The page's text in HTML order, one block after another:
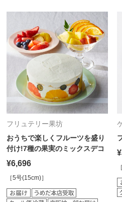
フリュテリー果坊
おうちで楽しくフルーツを盛り
付け!7種の果実のミックスデコ
¥6,696
［5号(15cm)］